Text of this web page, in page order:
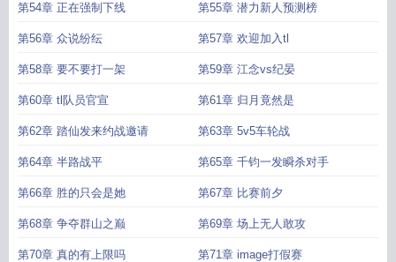
第54章 正在强制下线 第55章 潜力新人预测榜
第56章 众说纷纭 第57章 欢迎加入tl
第58章 要不要打一架 第59章 江念vs纪晏
第60章 tl队员官宣 第61章 归月竟然是
第62章 踏仙发来约战邀请 第63章 5v5车轮战
第64章 半路战平 第65章 千钧一发瞬杀对手
第66章 胜的只会是她 第67章 比赛前夕
第68章 争夺群山之巅 第69章 场上无人敢攻
第70章 真的有上限吗 第71章 image打假赛